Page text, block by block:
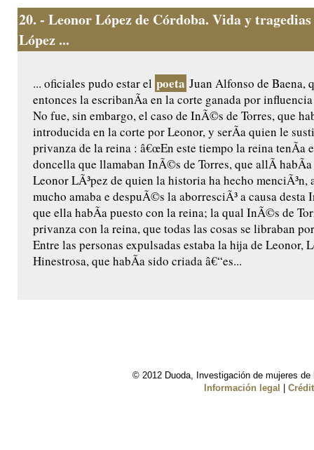
20. - Leonor López de Córdoba. Vida y
López ...
... oficiales pudo estar el poeta Juan Alfonso de Baena,
entonces la escribanÃ­a en la corte ganada por
No fue, sin embargo, el caso de InÃ©s de Torres, que
introducida en la corte por Leonor, y serÃ­a quien le
privanza de la reina : â€œEn este tiempo la reina tenÃ­a
doncella que llamaban InÃ©s de Torres, que allÃ­
Leonor LÃ³pez de quien la historia ha hecho menciÃ³n,
mucho amaba e despuÃ©s la aborresciÃ³ a causa desta
que ella habÃ­a puesto con la reina; la qual InÃ©s de
privanza con la reina, que todas las cosas se libraban por
Entre las personas expulsadas estaba la hija de Leonor,
Hinestrosa, que habÃ­a sido criada â€“es...
© 2012 Duoda, Investigación de mujeres
Información legal